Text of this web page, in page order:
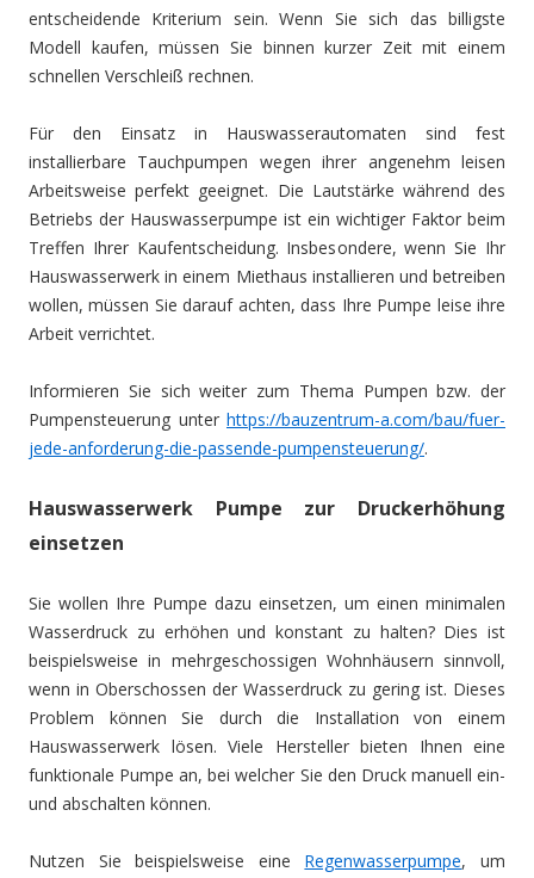
entscheidende Kriterium sein. Wenn Sie sich das billigste
Modell kaufen, müssen Sie binnen kurzer Zeit mit einem
schnellen Verschleiß rechnen.
Für den Einsatz in Hauswasserautomaten sind fest
installierbare Tauchpumpen wegen ihrer angenehm leisen
Arbeitsweise perfekt geeignet. Die Lautstärke während des
Betriebs der Hauswasserpumpe ist ein wichtiger Faktor beim
Treffen Ihrer Kaufentscheidung. Insbesondere, wenn Sie Ihr
Hauswasserwerk in einem Miethaus installieren und betreiben
wollen, müssen Sie darauf achten, dass Ihre Pumpe leise ihre
Arbeit verrichtet.
Informieren Sie sich weiter zum Thema Pumpen bzw. der
Pumpensteuerung unter https://bauzentrum-a.com/bau/fuer-
jede-anforderung-die-passende-pumpensteuerung/.
Hauswasserwerk Pumpe zur Druckerhöhung
einsetzen
Sie wollen Ihre Pumpe dazu einsetzen, um einen minimalen
Wasserdruck zu erhöhen und konstant zu halten? Dies ist
beispielsweise in mehrgeschossigen Wohnhäusern sinnvoll,
wenn in Oberschossen der Wasserdruck zu gering ist. Dieses
Problem können Sie durch die Installation von einem
Hauswasserwerk lösen. Viele Hersteller bieten Ihnen eine
funktionale Pumpe an, bei welcher Sie den Druck manuell ein-
und abschalten können.
Nutzen Sie beispielsweise eine Regenwasserpumpe, um